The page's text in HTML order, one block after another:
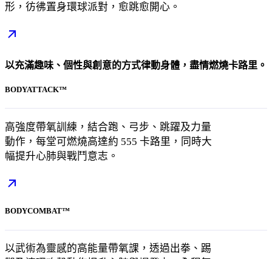
形，彷彿置身環球派對，愈跳愈開心。
以充滿趣味、個性與創意的方式律動身體，盡情燃燒卡路里。
BODYATTACK™
高強度帶氧訓練，結合跑、弓步、跳躍及力量
動作，每堂可燃燒高達約 555 卡路里，同時大
幅提升心肺與戰鬥意志。
BODYCOMBAT™
以武術為靈感的高能量帶氧課，透過出拳、踢